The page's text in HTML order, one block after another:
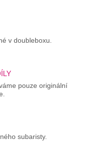
v doubleboxu.
pouze originální
subaristy.